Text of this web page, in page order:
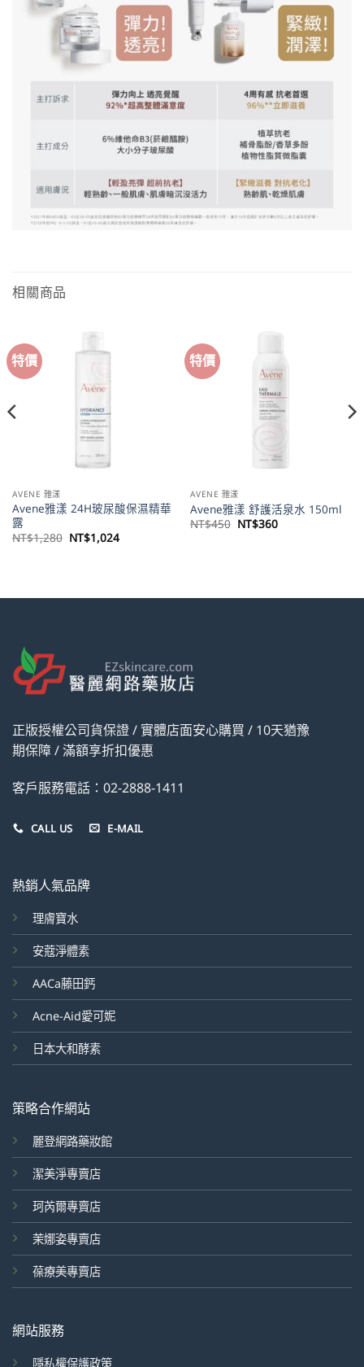
相關商品
特價
AVENE 雅漾
Avene雅漾 24H玻尿酸保濕精華
露
NT$1,280 原
始
NT$1,024目
前
特價
AVENE 雅漾
Avene雅漾 舒護活泉水 150ml
NT$450 原
NT$360目
正版授權公司貨保證 / 實體店面安心購買 / 10天猶豫
期保障 / 滿額享折扣優惠
客戶服務電話：02-2888-1411
CALL US E-MAIL
熱銷人氣品牌
理膚寶水
安蔻淨體素
AACa藤田鈣
Acne-Aid愛可妮
日本大和酵素
策略合作網站
麗登網路藥妝館
潔美淨專賣店
珂芮爾專賣店
茉娜姿專賣店
葆療美專賣店
網站服務
隱私權保護政策